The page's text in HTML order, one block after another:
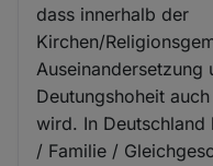
dass innerhalb der
Kirchen/
Auseinandersetzung
Deutungshoheit
wird. In Deutschland
/ Familie /